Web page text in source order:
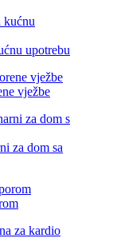
upotrebu
vježbe
za dom sa